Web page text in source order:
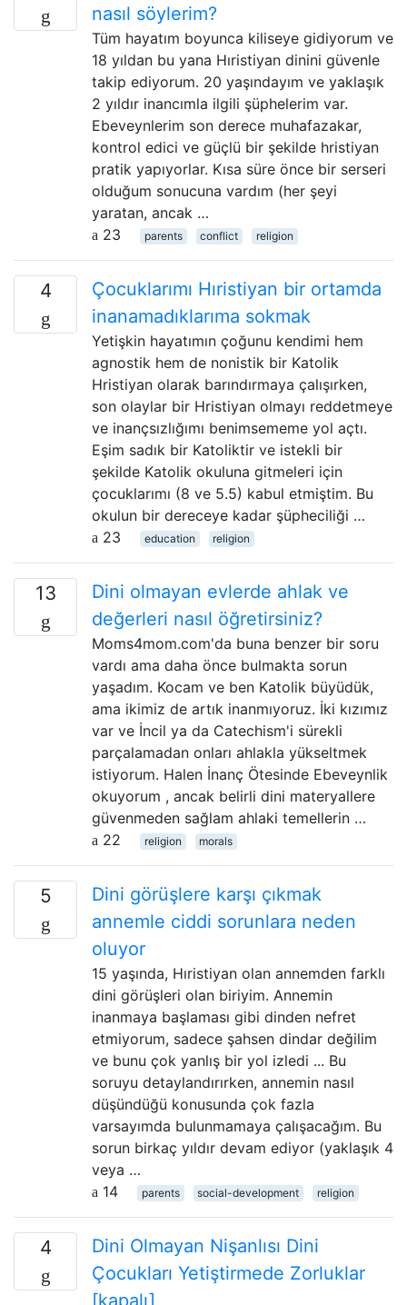
nasıl söylerim?
Tüm hayatım boyunca kiliseye gidiyorum ve
18 yıldan bu yana Hıristiyan dinini güvenle
takip ediyorum. 20 yaşındayım ve yaklaşık
2 yıldır inancımla ilgili şüphelerim var.
Ebeveynlerim son derece muhafazakar,
kontrol edici ve güçlü bir şekilde hristiyan
pratik yapıyorlar. Kısa süre önce bir serseri
olduğum sonucuna vardım (her şeyi
yaratan, ancak …
23
parents conflict religion
4
Çocuklarımı Hıristiyan bir ortamda
inanamadıklarıma sokmak
Yetişkin hayatımın çoğunu kendimi hem
agnostik hem de nonistik bir Katolik
Hristiyan olarak barındırmaya çalışırken,
son olaylar bir Hristiyan olmayı reddetmeye
ve inançsızlığımı benimsememe yol açtı.
Eşim sadık bir Katoliktir ve istekli bir
şekilde Katolik okuluna gitmeleri için
çocuklarımı (8 ve 5.5) kabul etmiştim. Bu
okulun bir dereceye kadar şüpheciliği …
23
education religion
13
Dini olmayan evlerde ahlak ve
değerleri nasıl öğretirsiniz?
Moms4mom.com'da buna benzer bir soru
vardı ama daha önce bulmakta sorun
yaşadım. Kocam ve ben Katolik büyüdük,
ama ikimiz de artık inanmıyoruz. İki kızımız
var ve İncil ya da Catechism'i sürekli
parçalamadan onları ahlakla yükseltmek
istiyorum. Halen İnanç Ötesinde Ebeveynlik
okuyorum , ancak belirli dini materyallere
güvenmeden sağlam ahlaki temellerin …
22
religion morals
5
Dini görüşlere karşı çıkmak
annemle ciddi sorunlara neden
oluyor
15 yaşında, Hıristiyan olan annemden farklı
dini görüşleri olan biriyim. Annemin
inanmaya başlaması gibi dinden nefret
etmiyorum, sadece şahsen dindar değilim
ve bunu çok yanlış bir yol izledi ... Bu
soruyu detaylandırırken, annemin nasıl
düşündüğü konusunda çok fazla
varsayımda bulunmamaya çalışacağım. Bu
sorun birkaç yıldır devam ediyor (yaklaşık 4
veya …
14
parents social-development religion
4
Dini Olmayan Nişanlısı Dini
Çocukları Yetiştirmede Zorluklar
[kapalı]